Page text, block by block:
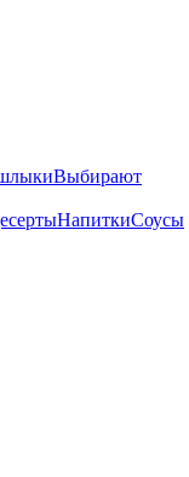
Выбирают
НапиткиСоусы